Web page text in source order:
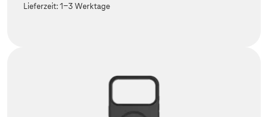
Lieferzeit:1-3 Werktage